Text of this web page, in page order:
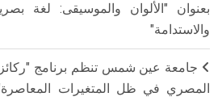
بعنوان "الألوان والموسيقى: لغة
والاستدامة"
جامعة عين شمس تنظم برنامج
المصري في ظل المتغيرات المعاصرة"